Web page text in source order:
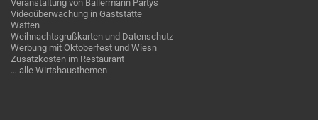
Veranstaltung von Ballermann Partys
Videoüberwachung in Gaststätte
Watten
Weihnachtsgrußkarten und Datenschutz
Werbung mit Oktoberfest und Wiesn
Zusatzkosten im Restaurant
… alle Wirtshausthemen